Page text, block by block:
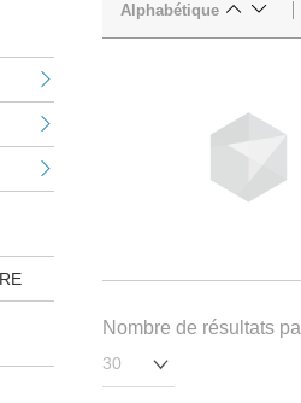
Alphabétique
Nombre de résultats